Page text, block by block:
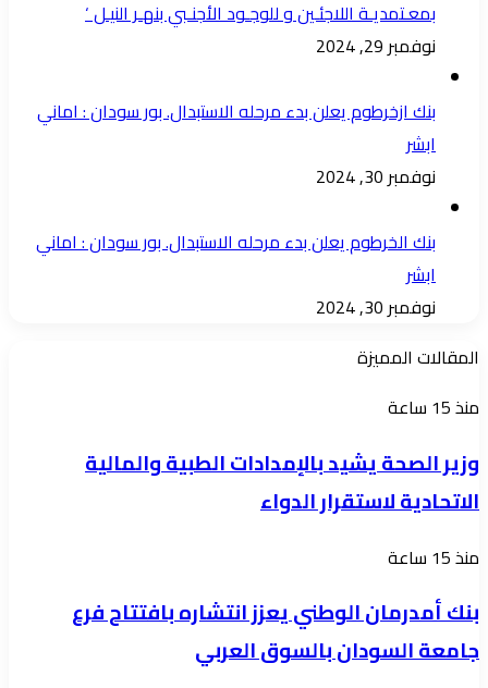
بمعـتمديـة اللاجئـين و للوجـود الأجنـبي بنهـر النيـل ‘
نوفمبر 29, 2024
بنك ازخرطوم يعلن بدء مرحله الاستبدال. بور سودان : اماني
ابشر
نوفمبر 30, 2024
بنك الخرطوم يعلن بدء مرحله الاستبدال. بور سودان : اماني
ابشر
نوفمبر 30, 2024
المقالات المميزة
وزير
يشيد
بالإمدادات
والمالية
الاتحادية
لاستقرار
الدواء
منذ 15 ساعة
وزير الصحة يشيد بالإمدادات الطبية والمالية
الاتحادية لاستقرار الدواء
بنك
الوطني
يعزز
منذ 15 ساعة
بنك أمدرمان الوطني يعزز انتشاره بافتتاح فرع
جامعة السودان بالسوق العربي